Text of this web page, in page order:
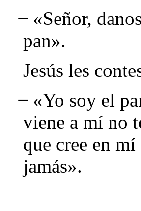
«Señor,
pan».
Jesús les
«Yo soy el
viene a mí no
que cree en
jamás».